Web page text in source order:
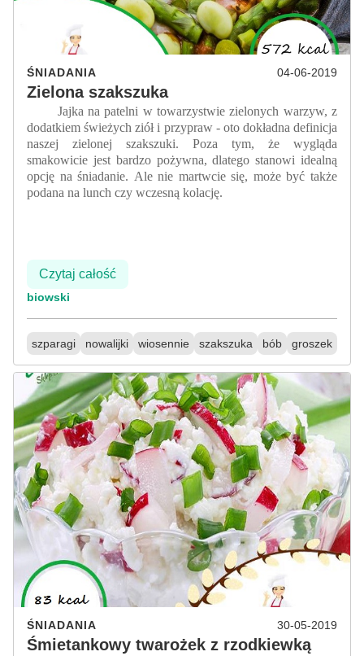
ŚNIADANIA 04-06-2019
Zielona szakszuka
Jajka na patelni w towarzystwie zielonych warzyw, z
dodatkiem świeżych ziół i przypraw - oto dokładna definicja
naszej zielonej szakszuki. Poza tym, że wygląda
smakowicie jest bardzo pożywna, dlatego stanowi idealną
opcję na śniadanie. Ale nie martwcie się, może być także
podana na lunch czy wczesną kolację.
Czytaj całość
biowski
szparagi nowalijki wiosennie szakszuka bób groszek
ŚNIADANIA 30-05-2019
Śmietankowy twarożek z rzodkiewką